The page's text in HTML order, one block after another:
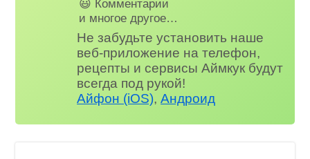
😃 Комментарии
и многое другое…
Не забудьте установить наше
веб-приложение на телефон,
рецепты и сервисы Аймкук будут
всегда под рукой!
Айфон (iOS),Андроид